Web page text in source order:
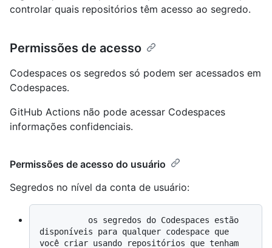
controlar quais repositórios têm acesso ao segredo.
Permissões de acesso
Codespaces os segredos só podem ser acessados em
Codespaces.
GitHub Actions não pode acessar Codespaces
informações confidenciais.
Permissões de acesso do usuário
Segredos no nível da conta de usuário:
disponíveis para qualquer codespace que
você criar usando repositórios que tenham